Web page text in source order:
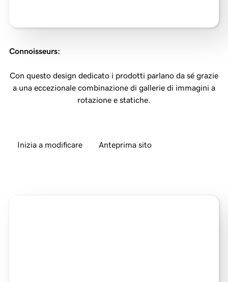
Connoisseurs:
Con questo design dedicato i prodotti parlano da sé grazie
a una eccezionale combinazione di gallerie di immagini a
rotazione e statiche.
Inizia a modificare Anteprima sito